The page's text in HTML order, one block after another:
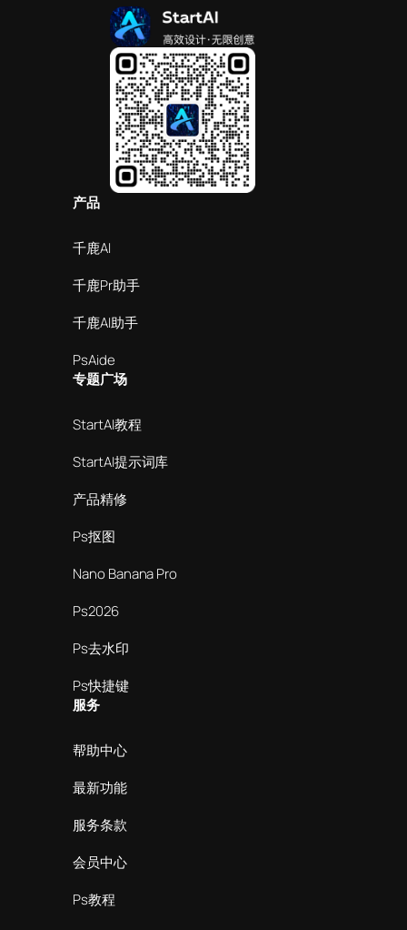
产品
千鹿AI
千鹿Pr助手
千鹿AI助手
PsAide
专题广场
StartAI教程
StartAI提示词库
产品精修
Ps抠图
Nano Banana Pro
Ps2026
Ps去水印
Ps快捷键
服务
帮助中心
最新功能
服务条款
会员中心
Ps教程